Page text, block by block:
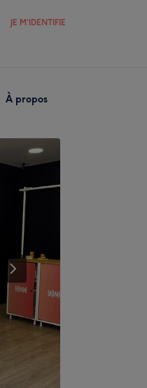
JE M'IDENTIFIE
À propos